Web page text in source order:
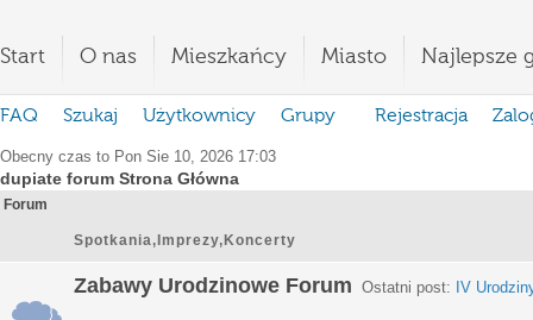
Start O nas Mieszkańcy Miasto Najlepsze
FAQ Szukaj Użytkownicy Grupy Rejestracja
Obecny czas to Pon Sie 10, 2026 17:03
dupiate forum Strona Główna
Forum
Spotkania,Imprezy,Koncerty
Zabawy Urodzinowe Forum Ostatni post: IV